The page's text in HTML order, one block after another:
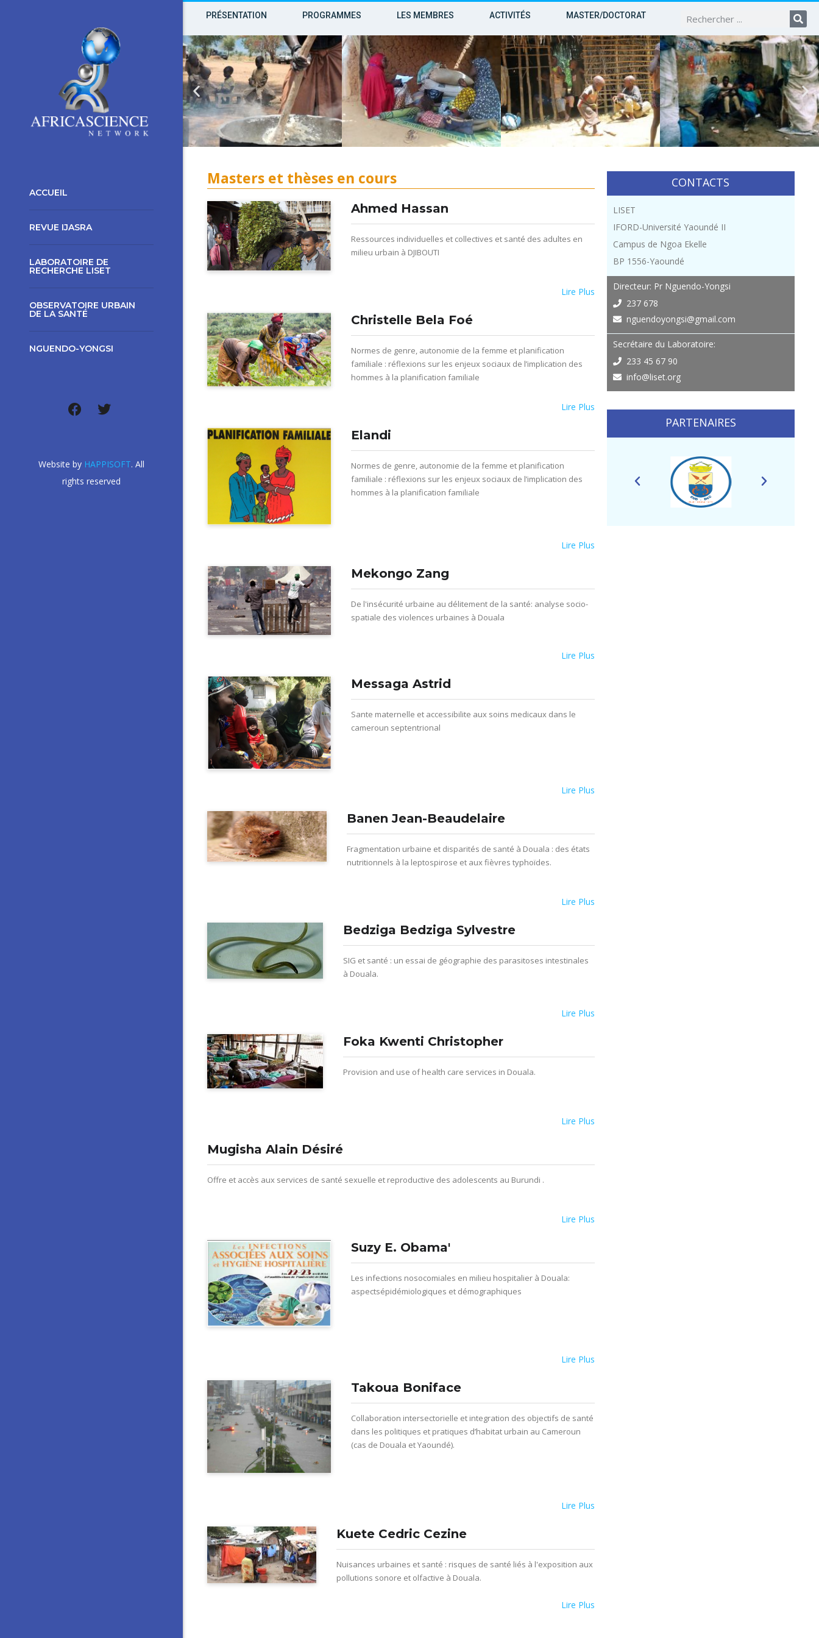
ACCUEIL
REVUE IJASRA
LABORATOIRE DE
RECHERCHE LISET
OBSERVATOIRE URBAIN
DE LA SANTÉ
NGUENDO-YONGSI
Website by HAPPISOFT. All
rights reserved
PRÉSENTATION PROGRAMMES LES MEMBRES ACTIVITÉS MASTER/DOCTORAT
Masters et thèses en cours
Ahmed Hassan
Ressources individuelles et collectives et santé des adultes en
milieu urbain à DJIBOUTI
Lire Plus
Christelle Bela Foé
Normes de genre, autonomie de la femme et planification
familiale : réflexions sur les enjeux sociaux de l’implication des
hommes à la planification familiale
Lire Plus
Elandi
Normes de genre, autonomie de la femme et planification
familiale : réflexions sur les enjeux sociaux de l’implication des
hommes à la planification familiale
Lire Plus
Mekongo Zang
De l'insécurité urbaine au délitement de la santé: analyse socio-
spatiale des violences urbaines à Douala
Lire Plus
Messaga Astrid
Sante maternelle et accessibilite aux soins medicaux dans le
cameroun septentrional
Lire Plus
Banen Jean-Beaudelaire
Fragmentation urbaine et disparités de santé à Douala : des états
nutritionnels à la leptospirose et aux fièvres typhoïdes.
Lire Plus
Bedziga Bedziga Sylvestre
SIG et santé : un essai de géographie des parasitoses intestinales
à Douala.
Lire Plus
Foka Kwenti Christopher
Provision and use of health care services in Douala.
Lire Plus
Mugisha Alain Désiré
Offre et accès aux services de santé sexuelle et reproductive des adolescents au Burundi .
Lire Plus
Suzy E. Obama'
Les infections nosocomiales en milieu hospitalier à Douala:
aspectsépidémiologiques et démographiques
Lire Plus
Takoua Boniface
Collaboration intersectorielle et integration des objectifs de santé
dans les politiques et pratiques d’habitat urbain au Cameroun
(cas de Douala et Yaoundé).
Lire Plus
Kuete Cedric Cezine
Nuisances urbaines et santé : risques de santé liés à l'exposition aux
pollutions sonore et olfactive à Douala.
Lire Plus
CONTACTS
LISET
IFORD-Université Yaoundé II
Campus de Ngoa Ekelle
BP 1556-Yaoundé
Directeur: Pr Nguendo-Yongsi
237 678
nguendoyongsi@gmail.com
Secrétaire du Laboratoire:
233 45 67 90
info@liset.org
PARTENAIRES